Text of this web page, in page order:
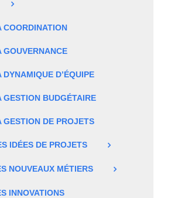
COORDINATION
GOUVERNANCE
DYNAMIQUE D’ÉQUIPE
GESTION BUDGÉTAIRE
GESTION DE PROJETS
IDÉES DE PROJETS
NOUVEAUX MÉTIERS
INNOVATIONS